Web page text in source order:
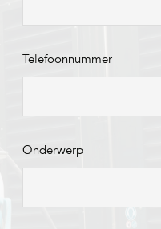
Telefoonnummer
Onderwerp